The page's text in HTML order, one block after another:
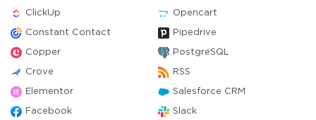
ClickUp Opencart
Constant Contact Pipedrive
Copper PostgreSQL
Crove RSS
Elementor Salesforce CRM
Facebook Slack